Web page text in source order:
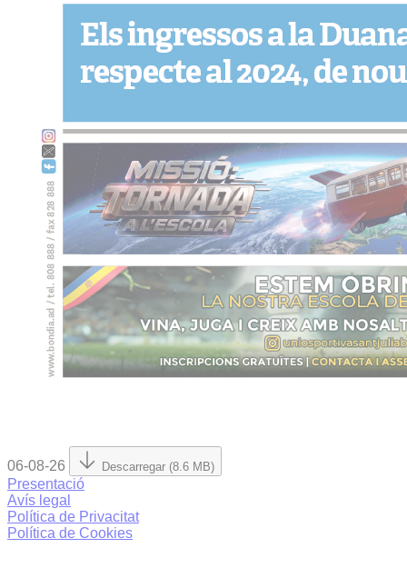
06-08-26 Descarregar (8.6 MB)
Presentació
Avís legal
Política de Privacitat
Política de Cookies